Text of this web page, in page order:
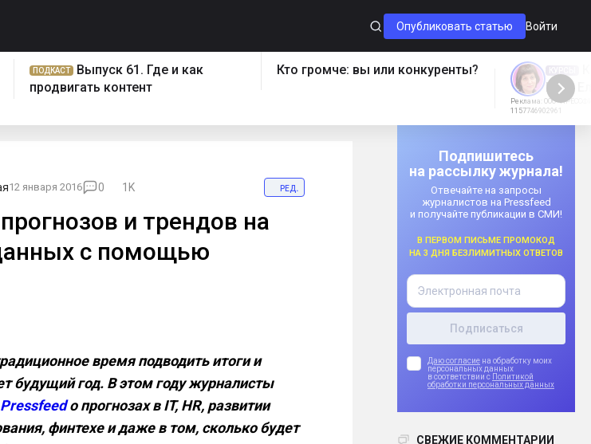
Опубликовать статью Войти
ПОДКАСТ
Выпуск 61. Где и как
продвигать контент
Кто громче: вы или конкуренты?
Курс
Реклама: ООО
1157746902961
Подпишитесь
на рассылку журнала!
Отвечайте на запросы
журналистов на Pressfeed
и получайте публикации в СМИ!
В первом письме промокод
на 3 дня безлимитных ответов
Даю согласие на обработку моих
персональных данных
в соответствии с Политикой
обработки персональных данных
СВЕЖИЕ КОММЕНТАРИИ
12 января 2016 0 1K ред.
и трендов на
с помощью
время подводить итоги и
будущий год. В этом году журналисты
Pressfeedо прогнозах в IT, HR, развитии
финтехе и даже в том, сколько будет